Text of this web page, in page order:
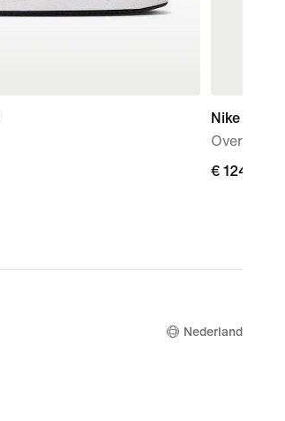
Nike
Oversized
€ 124,99
€ 124,99
Nederland